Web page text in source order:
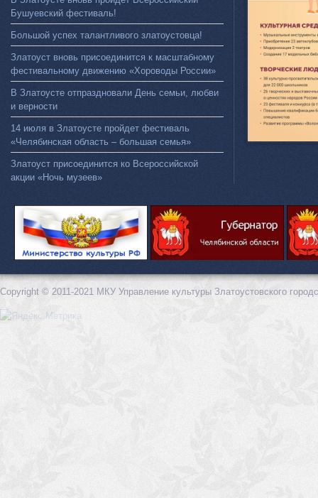
Бушуевский фестиваль!
Большой успех талантливого златоустовца!
Златоуст вновь присоединится к масштабному
фестивальному движению «Хороводы России»
В Златоусте отпраздновали День семьи, любви
и верности
14 июля в Златоусте пройдет фестиваль
«Челябинская область – большая семья»
Златоуст присоединится ко Всероссийской
акции «Ночь музеев»
Copyright © 2011-2021 МКУ Управление культуры Златоустовского